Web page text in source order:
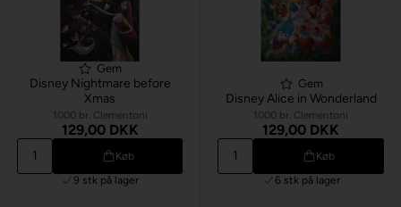
Gem
Disney Nightmare before
Xmas
1000 br. Clementoni
129,00 DKK
Køb
9 stk på lager
Gem
Disney Alice in Wonderland
1000 br. Clementoni
129,00 DKK
Køb
6 stk på lager